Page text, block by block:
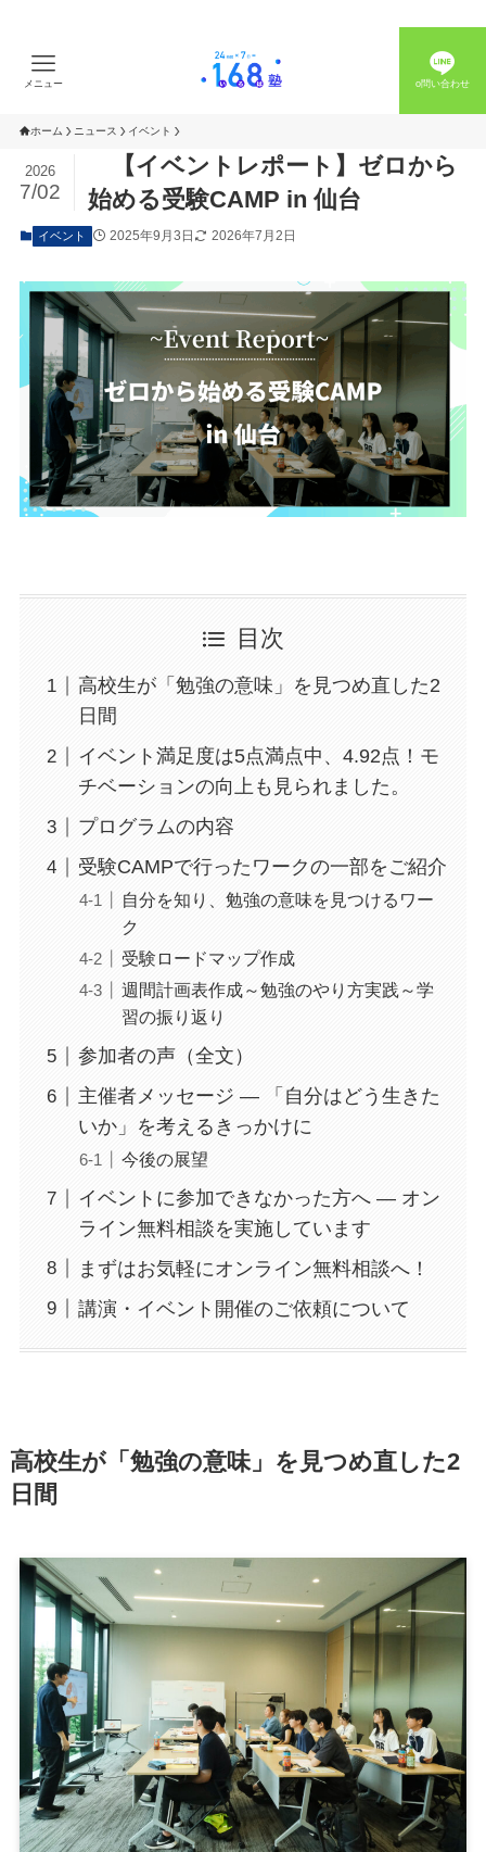
o問い合わせ
メニュー
ホーム ニュース イベント
【イベントレポート】ゼロから
始める受験CAMP in 仙台
2026
7/02
イベント 2025年9月3日 2026年7月2日
目次
高校生が「勉強の意味」を見つめ直した2
日間
イベント満足度は5点満点中、4.92点！モ
チベーションの向上も見られました。
プログラムの内容
受験CAMPで行ったワークの一部をご紹介
自分を知り、勉強の意味を見つけるワー
ク
受験ロードマップ作成
週間計画表作成～勉強のやり方実践～学
習の振り返り
参加者の声（全文）
主催者メッセージ ― 「自分はどう生きた
いか」を考えるきっかけに
今後の展望
イベントに参加できなかった方へ ― オン
ライン無料相談を実施しています
まずはお気軽にオンライン無料相談へ！
講演・イベント開催のご依頼について
高校生が「勉強の意味」を見つめ直した2
日間